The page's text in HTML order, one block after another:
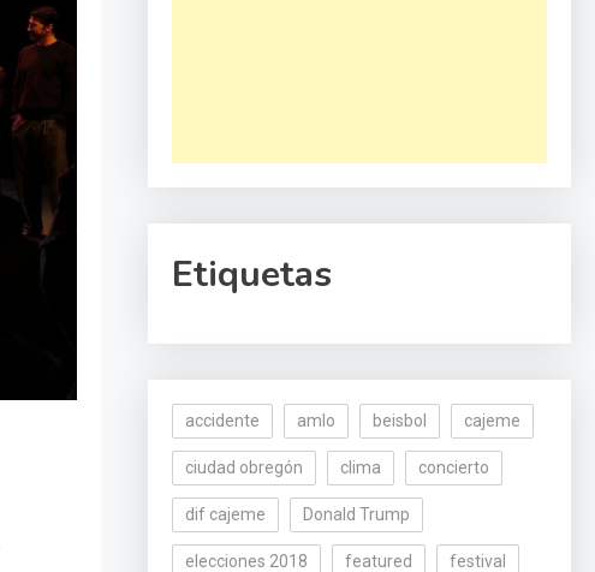
Etiquetas
accidente amlo beisbol cajeme
ciudad obregón clima concierto
dif cajeme Donald Trump
elecciones 2018 featured festival